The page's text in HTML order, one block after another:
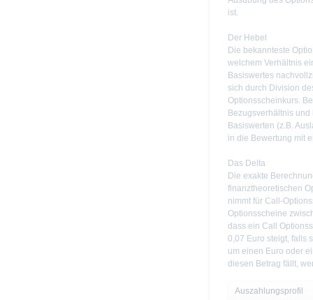
ist.
Der Hebel
Die bekannteste
welchem Verhältnis
Basiswertes
sich durch Division
Optionsscheinkurs.
Bezugsverhältnis
Basiswerten (z.B.
in die Bewertung mit
Das Delta
Die exakte
finanztheoretischen
nimmt für Call-
Optionsscheine
dass ein Call
0,07 Euro steigt, falls
um einen Euro oder
diesen Betrag fällt,
Auszahlungsprofil